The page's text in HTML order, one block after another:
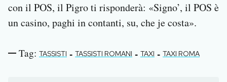
con il POS, il Pigro ti risponderà: «Signo’, il POS è
un casino, paghi in contanti, su, che je costa».
Tag: TASSISTI - TASSISTI ROMANI - TAXI - TAXI ROMA